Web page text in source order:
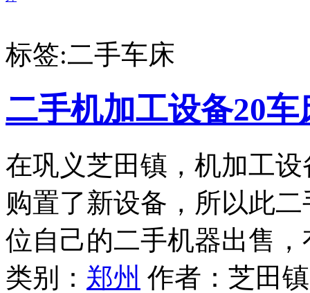
标签:二手车床
二手机加工设备20车
在巩义芝田镇，机加工
购置了新设备，所以此
位自己的二手机器出售
类别： 郑州 作者：芝田